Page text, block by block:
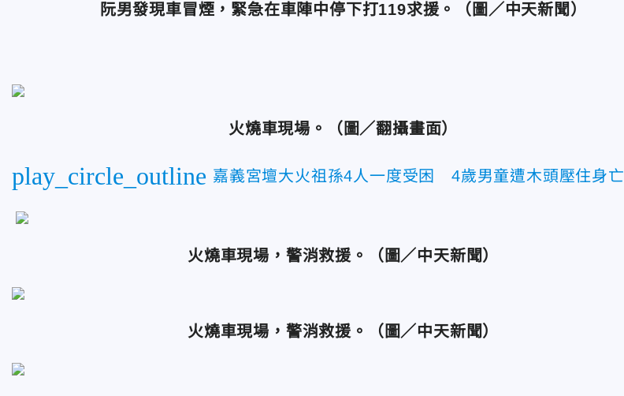
阮男發現車冒煙，緊急在車陣中停下打119求援。（圖／中天新聞）
火燒車現場。（圖／翻攝畫面）
play_circle_outline 嘉義宮壇大火祖孫4人一度受困 4歲男童遭木頭壓住身亡
火燒車現場，警消救援。（圖／中天新聞）
火燒車現場，警消救援。（圖／中天新聞）